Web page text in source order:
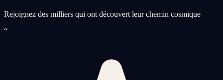
Rejoignez des milliers qui ont découvert leur chemin cosmique
“